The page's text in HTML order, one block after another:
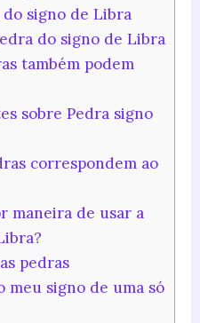
signo de Libra
do signo de Libra
também podem
sobre Pedra signo
correspondem ao
maneira de usar a
pedras
meu signo de uma só